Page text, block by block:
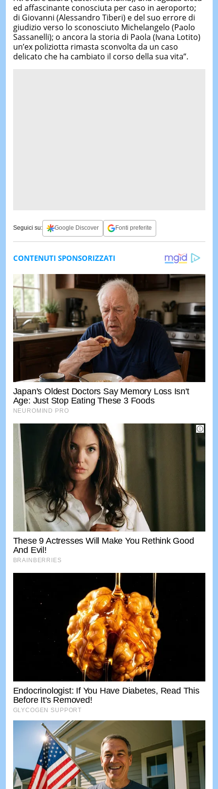
ed affascinante conosciuta per caso in aeroporto;
di Giovanni (Alessandro Tiberi) e del suo errore di
giudizio verso lo sconosciuto Michelangelo (Paolo
Sassanelli); o ancora la storia di Paola (Ivana Lotito)
un’ex poliziotta rimasta sconvolta da un caso
delicato che ha cambiato il corso della sua vita”.
Seguici su: Google Discover Fonti preferite